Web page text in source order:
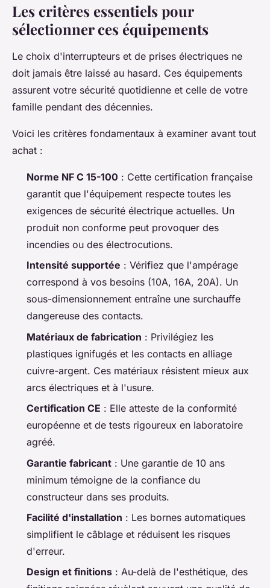
Les critères essentiels pour
sélectionner ces équipements
Le choix d'interrupteurs et de prises électriques ne
doit jamais être laissé au hasard. Ces équipements
assurent votre sécurité quotidienne et celle de votre
famille pendant des décennies.
Voici les critères fondamentaux à examiner avant tout
achat :
Norme NF C 15-100 : Cette certification française
garantit que l'équipement respecte toutes les
exigences de sécurité électrique actuelles. Un
produit non conforme peut provoquer des
incendies ou des électrocutions.
Intensité supportée : Vérifiez que l'ampérage
correspond à vos besoins (10A, 16A, 20A). Un
sous-dimensionnement entraîne une surchauffe
dangereuse des contacts.
Matériaux de fabrication : Privilégiez les
plastiques ignifugés et les contacts en alliage
cuivre-argent. Ces matériaux résistent mieux aux
arcs électriques et à l'usure.
Certification CE : Elle atteste de la conformité
européenne et de tests rigoureux en laboratoire
agréé.
Garantie fabricant : Une garantie de 10 ans
minimum témoigne de la confiance du
constructeur dans ses produits.
Facilité d'installation : Les bornes automatiques
simplifient le câblage et réduisent les risques
d'erreur.
Design et finitions : Au-delà de l'esthétique, des